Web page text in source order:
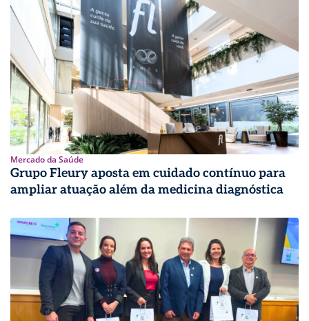
Mercado da Saúde
Grupo Fleury aposta em cuidado contínuo para
ampliar atuação além da medicina diagnóstica